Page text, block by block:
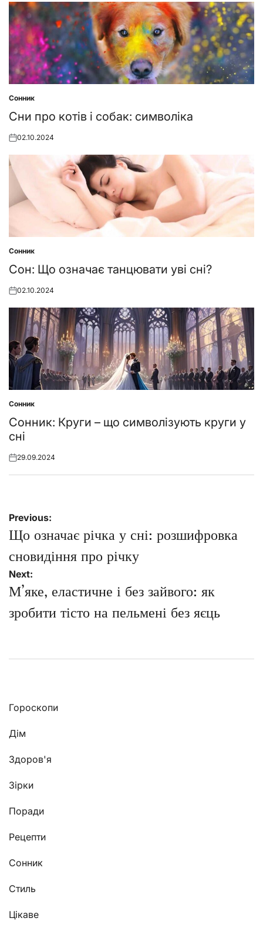
Posted
in
Сонник
Сни про котів і собак: символіка
Posted
02.10.2024
Posted
in
Сонник
Сон: Що означає танцювати уві сні?
Posted
02.10.2024
Posted
in
Сонник
Сонник: Круги – що символізують круги у
сні
Posted
29.09.2024
Навігація
записів
Previous:
Що означає річка у сні: розшифровка
сновидіння про річку
Next:
М’яке, еластичне і без зайвого: як
зробити тісто на пельмені без яєць
Гороскопи
Дім
Здоров'я
Зірки
Поради
Рецепти
Сонник
Стиль
Цікаве